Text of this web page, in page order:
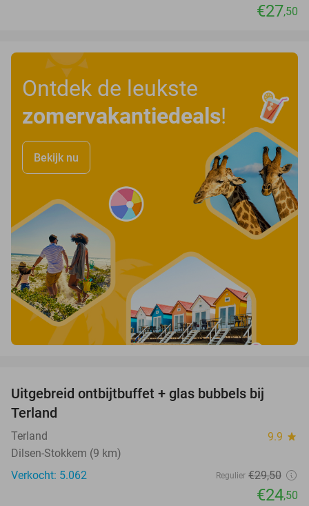
€27,50
Ontdek de leukste
zomervakantiedeals!
Bekijk nu
Uitgebreid ontbijtbuffet + glas bubbels bij
Terland
Terland 9.9 star
Dilsen-Stokkem (9 km)
Verkocht: 5.062
Regulier €29,50
€24,50